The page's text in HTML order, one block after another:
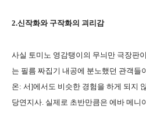
2.신작화와 구작화의 괴리감
사실 토미노 영감탱이의 무늬만 극장판
는 필름 짜집기 내공에 분노했던 관객들
온: 서]에서도 비슷한 경험을 하게 되지
당연지사. 실제로 초반만큼은 에바 메니